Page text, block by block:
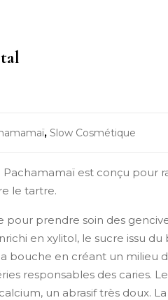
, Slow Cosmétique
Pachamamaï est conçu pour
le tartre.
prendre soin des
en xylitol, le sucre issu
bouche en créant un milieu
responsables des caries.
un abrasif très doux.